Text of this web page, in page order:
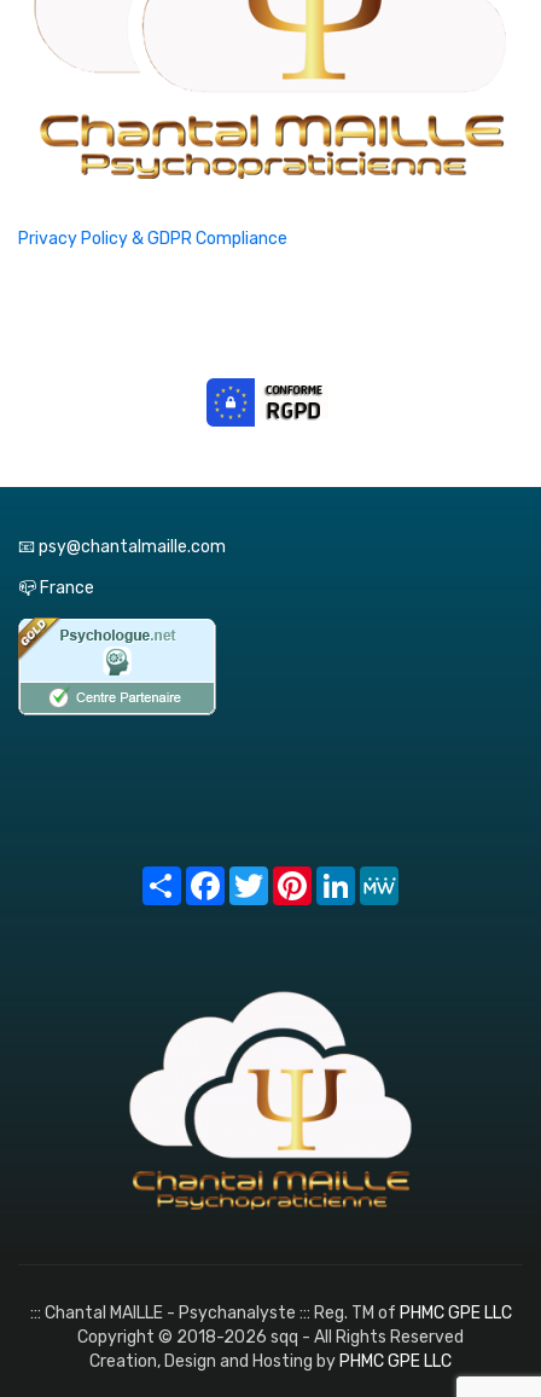
Privacy Policy & GDPR Compliance
📧 psy@chantalmaille.com
📪 France
Share FacebookTwitterPinterest
LinkedIn
::: Chantal MAILLE - Psychanalyste ::: Reg. TM of PHMC GPE LLC
Copyright © 2018-2026 sqq - All Rights Reserved
Creation, Design and Hosting byPHMC GPE LLC